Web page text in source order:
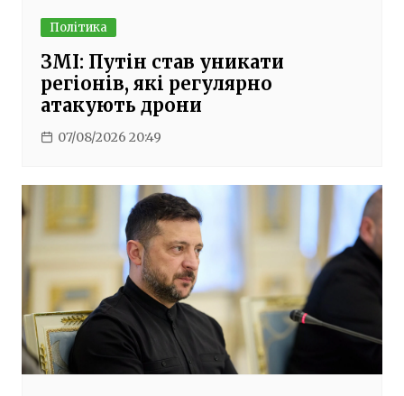
Політика
ЗМІ: Путін став уникати
регіонів, які регулярно
атакують дрони
07/08/2026 20:49